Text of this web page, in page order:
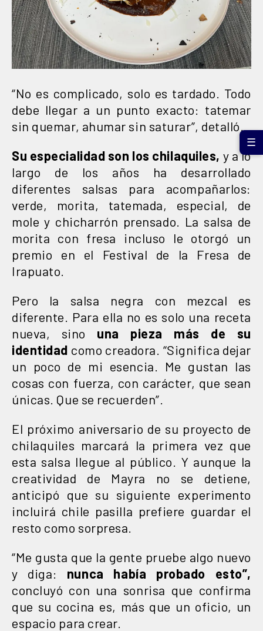
“No es complicado, solo es tardado. Todo
debe llegar a un punto exacto: tatemar
sin quemar, ahumar sin saturar”, detalló.
Su especialidad son los chilaquiles, y a lo
largo de los años ha desarrollado
diferentes salsas para acompañarlos:
verde, morita, tatemada, especial, de
mole y chicharrón prensado. La salsa de
morita con fresa incluso le otorgó un
premio en el Festival de la Fresa de
Irapuato.
Pero la salsa negra con mezcal es
diferente. Para ella no es solo una receta
nueva, sino una pieza más de su
identidad como creadora. “Significa dejar
un poco de mi esencia. Me gustan las
cosas con fuerza, con carácter, que sean
únicas. Que se recuerden”.
El próximo aniversario de su proyecto de
chilaquiles marcará la primera vez que
esta salsa llegue al público. Y aunque la
creatividad de Mayra no se detiene,
anticipó que su siguiente experimento
incluirá chile pasilla prefiere guardar el
resto como sorpresa.
“Me gusta que la gente pruebe algo nuevo
y diga: nunca había probado esto”,
concluyó con una sonrisa que confirma
que su cocina es, más que un oficio, un
espacio para crear.
☰